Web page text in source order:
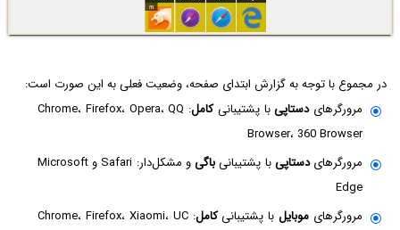
در مجموع با توجه به گزارش ابتدای صفحه، وضعیت فعلی به این صورت است:
مرورگرهایدستاپیبا پشتیبانیکامل : Chrome، Firefox، Opera، QQ
Browser، 360 Browser
مرورگرهایدستاپیبا پشتیبانیباگی
و مشکل‌دار: Safari و Microsoft
Edge
مرورگرهای موبایلبا پشتیبانیکامل : Chrome، Firefox، Xiaomi، UC